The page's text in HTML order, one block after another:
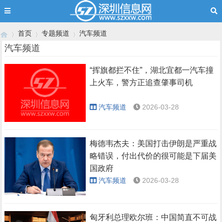
首页
›
专题频道 汽车频道
汽车频道
“挥旗都拦不住”，湖北宜都一汽车撞
上火车，警方正追查肇事司机
汽车频道 2026-03-28
梅德韦杰夫：美国打击伊朗是严重战
略错误，付出代价的很可能是下届美
国政府
汽车频道 2026-03-28
匈牙利总理欧尔班：中国简直不可战